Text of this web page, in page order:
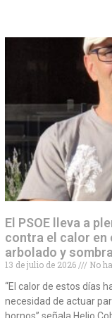
El PSOE lleva a
contra el calor en
arbolado y
13 de julio de 2026
No
“El calor de estos días
necesidad de actuar